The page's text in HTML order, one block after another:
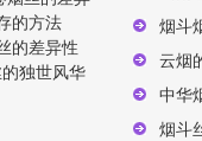
的方法
的差异性
独世风华
烟斗
云烟
中华
烟斗